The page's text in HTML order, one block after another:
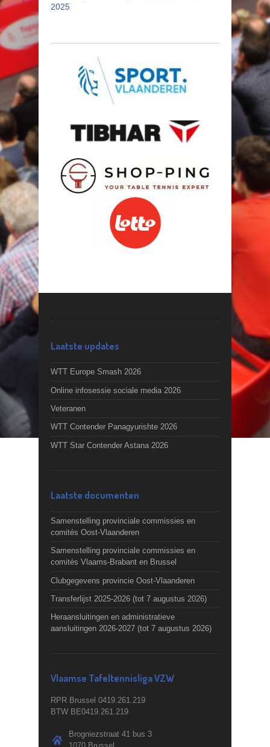
2025
Laatste updates
WTT Europe Smash 2026
Online infosessie sociale media 2026
Veteranen
WTT Contender Panagyurishte 2026
WTT Star Contender Astana 2026
Laatste documenten
Samenstelling provinciale commissies en
comités Oost-Vlaanderen
Samenstelling provinciale commissies en
comités Vlaams-Brabant en Brussel
Clubgegevens provincie Oost-Vlaanderen
Transferlijst 2025-2026 (tot 7 augustus 2026)
Heraansluitingen en administratieve
aansluitingen 2026-2027 (tot 7 augustus 2026)
Vlaamse Tafeltennisliga VZW
RPR Brussel 0419.261.219
BTW BE0419.261.219
Brogniezstraat 41 bus 3